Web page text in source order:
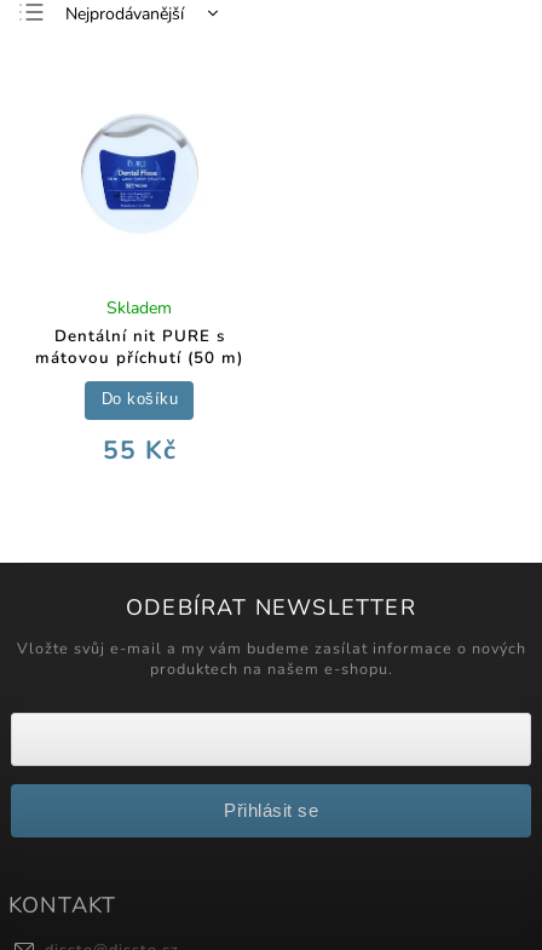
Nejprodávanější
Abecedně
Dentální nit PURE s
mátovou příchutí (50 m)
Skladem
55 Kč
Do košíku
ODEBÍRAT NEWSLETTER
Vložte svůj e-mail a my vám budeme zasílat informace o nových
produktech na našem e-shopu.
Přihlásit se
KONTAKT